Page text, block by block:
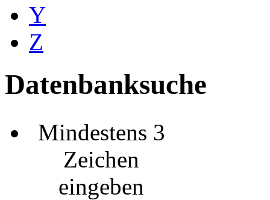
Y
Z
Datenbanksuche
Mindestens 3
Zeichen
eingeben